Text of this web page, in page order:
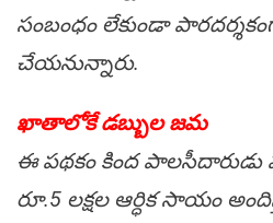
సంబంధం లేకుండా
చేయనున్నారు.
ఖాతాలోకే డబ్బుల జమ
ఈ పథకం కింద పాలసీదారుడు
రూ.5 లక్షల ఆర్ధిక సాయం